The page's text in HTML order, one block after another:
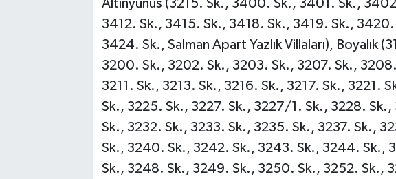
Altınyunus (3215. Sk., 3400. Sk., 3401. Sk.,
3412. Sk., 3415. Sk., 3418. Sk., 3419. Sk.,
3424. Sk., Salman Apart Yazlık Villaları), Boyalık
3200. Sk., 3202. Sk., 3203. Sk., 3207. Sk.,
3211. Sk., 3213. Sk., 3216. Sk., 3217. Sk., 3221.
Sk., 3225. Sk., 3227. Sk., 3227/1. Sk., 3228.
Sk., 3232. Sk., 3233. Sk., 3235. Sk., 3237. Sk.,
Sk., 3240. Sk., 3242. Sk., 3243. Sk., 3244. Sk.,
Sk., 3248. Sk., 3249. Sk., 3250. Sk., 3252. Sk.,